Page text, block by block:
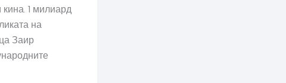
1 милиард
на
Заир